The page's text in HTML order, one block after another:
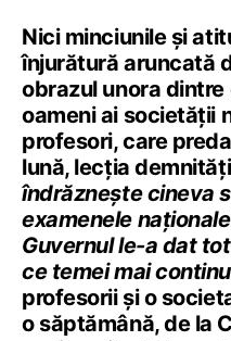
Nici minciunile și
înjurătură aruncată
obrazul unora
oameni ai societății
profesori, care
lună, lecția
îndrăznește cineva
examenele
Guvernul le-a dat
ce temei mai
profesorii și o
o săptămână, de la